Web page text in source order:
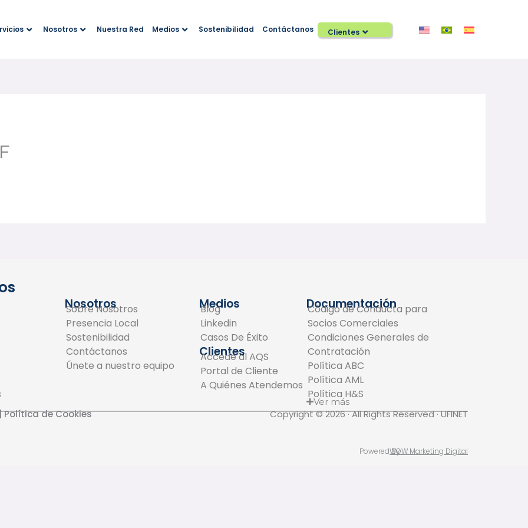
Nosotros Nuestra Red Medios Sostenibilidad Contáctanos Clientes
Nosotros
Sobre Nosotros
Presencia Local
Sostenibilidad
Contáctanos
Únete a nuestro equipo
Medios
Blog
Linkedin
Casos De Éxito
Clientes
Accede al AQS
Portal de Cliente
A Quiénes Atendemos
Documentación
Código de Conducta para
Socios Comerciales
Condiciones Generales de
Contratación
Política ABC
Política AML
Política H&S
Ver más
Política de Cookies Copyright © 2026 · All Rights Reserved · UFINET
Powered ByWOW Marketing Digital